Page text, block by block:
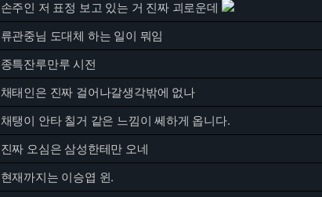
손주인 저 표정 보고 있는 거 진짜 괴로운데
류관중님 도대체 하는 일이 뭐임
종특잔루만루 시전
채태인은 진짜 걸어나갈생각밖에 없나
채탱이 안타 칠거 같은 느낌이 쎄하게 옵니다.
진짜 오심은 삼성한테만 오네
현재까지는 이승엽 윈.